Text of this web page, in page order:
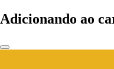
Adicionando ao